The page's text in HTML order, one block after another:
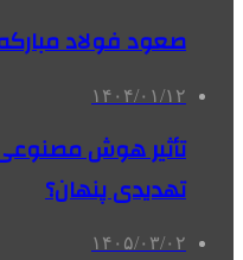
صعود فولاد
۱۴۰۴/۰۱/۱۲
تأثیر هوش مصنوعی
تهدیدی پنهان؟
۱۴۰۵/۰۳/۰۲